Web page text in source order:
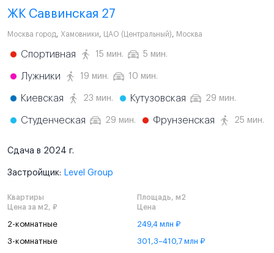
ЖК Саввинская 27
Москва город, Хамовники, ЦАО (Центральный), Москва
Спортивная 15 мин. 5 мин.
Лужники 19 мин. 10 мин.
Киевская 23 мин. Кутузовская 29 мин.
Студенческая 29 мин. Фрунзенская 25 мин.
Сдача в 2024 г.
Застройщик: Level Group
Квартиры
Площадь, м2
Цена за м2, ₽
Цена
2-комнатные 249,4 млн ₽
3-комнатные 301,3–410,7 млн ₽